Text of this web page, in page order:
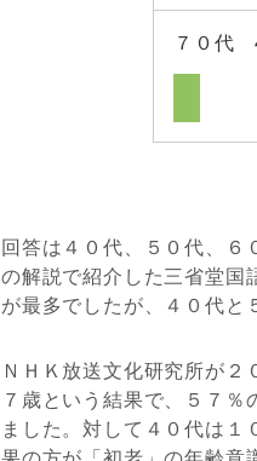
７０代
回答は４０代、５０代、６
の解説で紹介した三省堂国
が最多でしたが、４０代と
ＮＨＫ放送文化研究所が
７歳という結果で、５７
ました。対して４０代は